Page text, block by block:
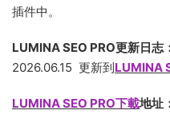
插件中。
LUMINA SEO PRO更新日志：
2026.06.15 更新到LUMINA
LUMINA SEO PRO下載地址：